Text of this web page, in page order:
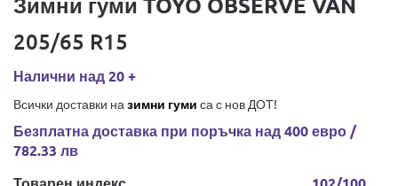
205/65 R15
Налични над 20 +
Всички доставки на зимни гуми са с нов ДОТ!
Безплатна доставка при поръчка над 400 евро /
782.33 лв